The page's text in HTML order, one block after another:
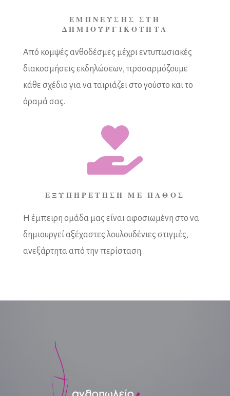
ΕΜΠΝΕΥΣΗΣ ΣΤΗ
ΔΗΜΙΟΥΡΓΙΚΟΤΗΤΑ
Από κομψές ανθοδέσμες μέχρι εντυπωσιακές
διακοσμήσεις εκδηλώσεων, προσαρμόζουμε
κάθε σχέδιο για να ταιριάζει στο γούστο και το
όραμά σας.

ΕΞΥΠΗΡΕΤΗΣΗ ΜΕ ΠΑΘΟΣ
Η έμπειρη ομάδα μας είναι αφοσιωμένη στο να
δημιουργεί αξέχαστες λουλουδένιες στιγμές,
ανεξάρτητα από την περίσταση.